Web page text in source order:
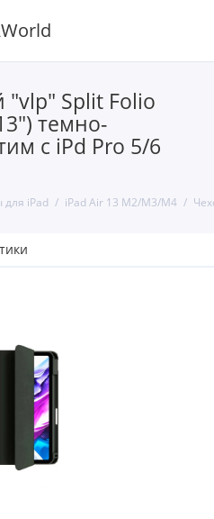
Split Folio
темно-
с iPd Pro 5/6
для iPad iPad Air 13 M2/M3/M4